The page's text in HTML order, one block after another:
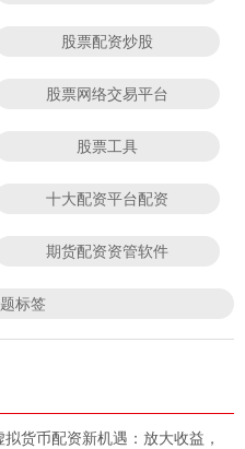
股票配资炒股
股票网络交易平台
股票工具
十大配资平台配资
期货配资资管软件
标签
货币配资新机遇：放大收益，